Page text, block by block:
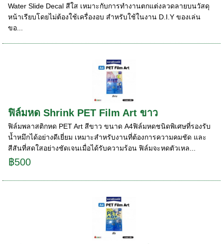
Water Slide Decal สีใส เหมาะกับการทำงานตกแต่งลวดลายบนวัสดุ
หน้าเรียบโดยไม่ต้องใช้เครื่องอบ สำหรับใช้ในงาน D.I.Y ของเล่น
ขอ...
ฟิล์มหด Shrink PET Film Art ขาว
ฟิล์มพลาสติกหด PET Art สีขาว ขนาด A4ฟิล์มหดชนิดพิเศษที่รองรับ
น้ำหมึกได้อย่างดีเยี่ยม เหมาะสำหรับงานที่ต้องการความคมชัด และ
สีสันที่สดใสอย่างชัดเจนเมื่อได้รับความร้อน ฟิล์มจะหดตัวเหล...
฿500